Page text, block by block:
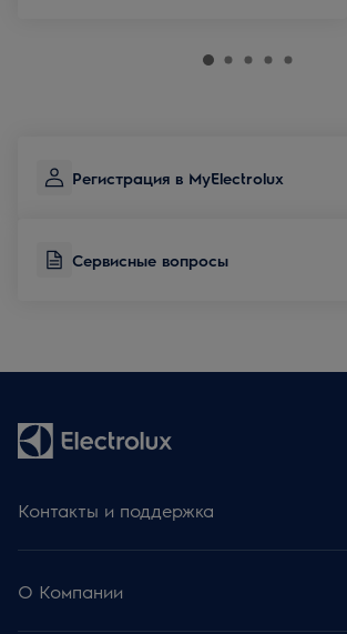
Регистрация в MyElectrolux
Сервисные вопросы
Контакты и поддержка
Сервисные вопросы
База знаний и советы
Регистрация продукции
О Компании